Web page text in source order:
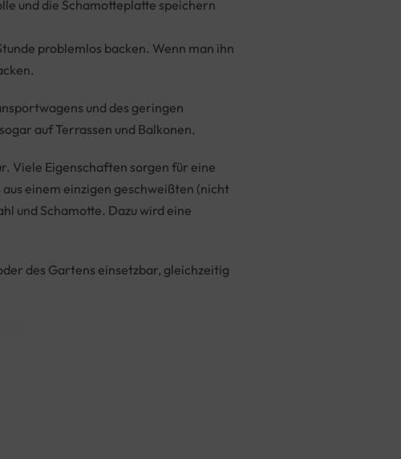
und die Schamotteplatte speichern
problemlos backen. Wenn man ihn
und des geringen
auf Terrassen und Balkonen.
Viele Eigenschaften sorgen für eine
einem einzigen geschweißten (nicht
und Schamotte. Dazu wird eine
des Gartens einsetzbar, gleichzeitig